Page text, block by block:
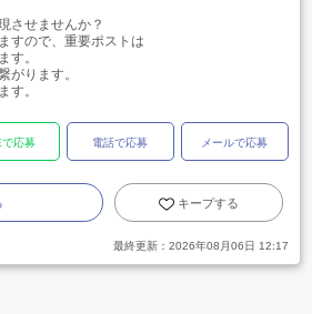
させませんか？
すので、重要ポストは
す。
がります。
す。
応募 電話で応募 メールで応募
キープする
最終更新： 2026年08月06日 12:17